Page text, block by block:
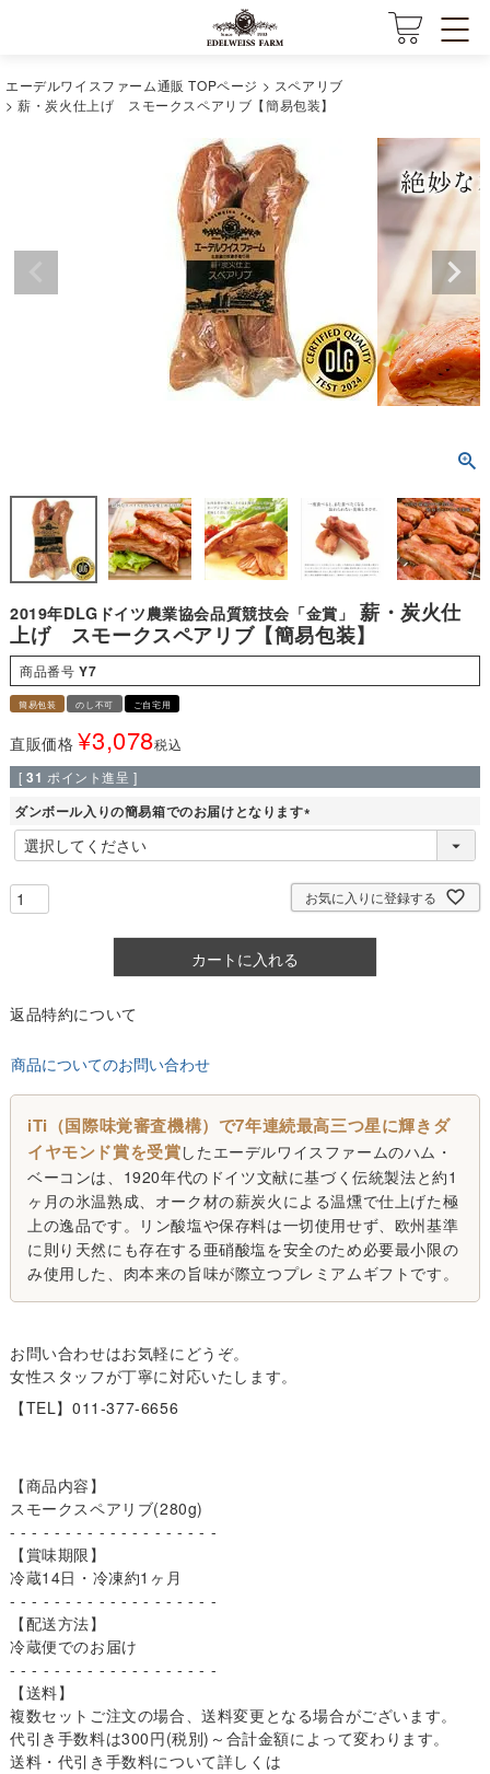
エーデルワイスファーム通販 TOPページ
スペアリブ
薪・炭火仕上げ スモークスペアリブ【簡易包装】
2019年DLGドイツ農業協会品質競技会「金賞」
薪・炭火仕
上げ スモークスペアリブ【簡易包装】
商品番号 Y7
簡易包装 のし不可 ご自宅用
直販価格 ¥3,078税込
[ 31 ポイント進呈 ]
ダンボール入りの簡易箱でのお届けとなります
(
必
)お気に入りに登録する
カートに入れる
返品特約について
商品についてのお問い合わせ
iTi（国際味覚審査機構）で7年連続最高三つ星に輝きダ
イヤモンド賞を受賞したエーデルワイスファームのハム・
ベーコンは、1920年代のドイツ文献に基づく伝統製法と約1
ヶ月の氷温熟成、オーク材の薪炭火による温燻で仕上げた極
上の逸品です。リン酸塩や保存料は一切使用せず、欧州基準
に則り天然にも存在する亜硝酸塩を安全のため必要最小限の
み使用した、肉本来の旨味が際立つプレミアムギフトです。
お問い合わせはお気軽にどうぞ。
女性スタッフが丁寧に対応いたします。
【TEL】011-377-6656
【商品内容】
スモークスペアリブ(280g)
- - - - - - - - - - - - - - - - - - -
【賞味期限】
冷蔵14日・冷凍約1ヶ月
- - - - - - - - - - - - - - - - - - -
【配送方法】
冷蔵便でのお届け
- - - - - - - - - - - - - - - - - - -
【送料】
複数セットご注文の場合、送料変更となる場合がございます。
代引き手数料は300円(税別)～合計金額によって変わります。
送料・代引き手数料について詳しくは